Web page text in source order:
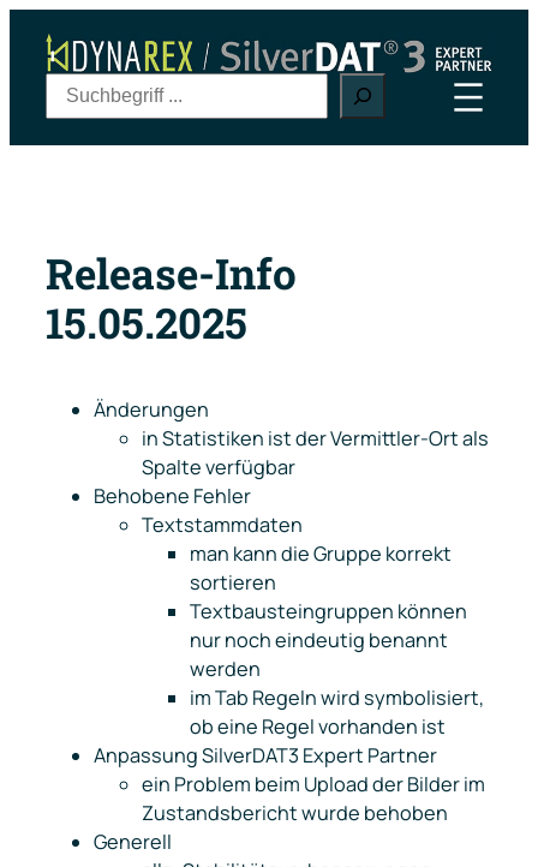
Inhalt
springen
u
c
Release-Info
15.05.2025
Änderungen
in Statistiken ist der Vermittler-Ort als
Spalte verfügbar
Behobene Fehler
Textstammdaten
man kann die Gruppe korrekt
sortieren
Textbausteingruppen können
nur noch eindeutig benannt
werden
im Tab Regeln wird symbolisiert,
ob eine Regel vorhanden ist
Anpassung SilverDAT3 Expert Partner
ein Problem beim Upload der Bilder im
Zustandsbericht wurde behoben
Generell